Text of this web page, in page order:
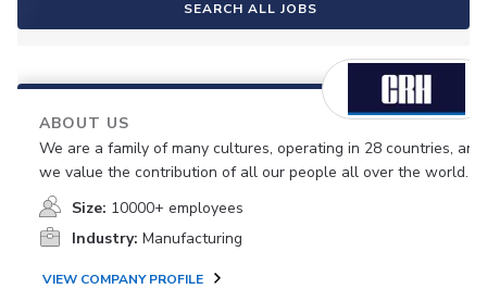
SEARCH ALL JOBS
ABOUT US
We are a family of many cultures, operating in 28 countries, and
we value the contribution of all our people all over the world.
Size: 10000+ employees
Industry: Manufacturing
VIEW COMPANY PROFILE